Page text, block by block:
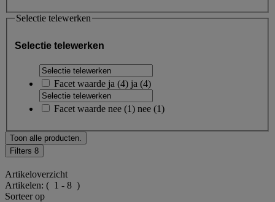
Selectie telewerken
Selectie telewerken
Facet waarde ja (4) ja (4)
Facet waarde nee (1) nee (1)
Toon alle producten.
Filters 8
Artikeloverzicht
Artikelen: ( 1 - 8 )
Sorteer op